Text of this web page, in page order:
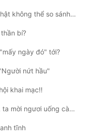
Chương 53: Người so với người thật không thể so sánh a ~
bí?
ngày đó" tới?
nứt hầu"
khai mạc!!
Chương 58: Muốn hẹn hò không, ta mời ngươi uống cà phê?
tĩnh